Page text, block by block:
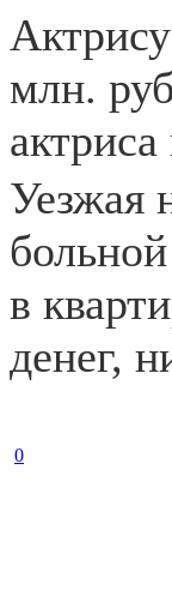
млн.
Уезжая
в
денег,
0